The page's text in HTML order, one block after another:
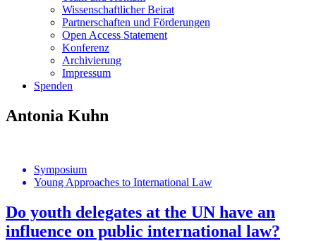
Wissenschaftlicher Beirat
Partnerschaften und Förderungen
Open Access Statement
Konferenz
Archivierung
Impressum
Spenden
Antonia Kuhn
Symposium
Young Approaches to International Law
Do youth delegates at the UN have an
influence on public international law?